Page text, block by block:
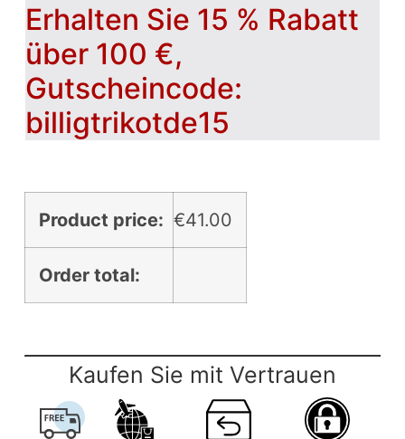
Erhalten Sie 15 % Rabatt
über 100 €,
Gutscheincode:
billigtrikotde15
Product price: €41.00
Order total:
Kaufen Sie mit Vertrauen